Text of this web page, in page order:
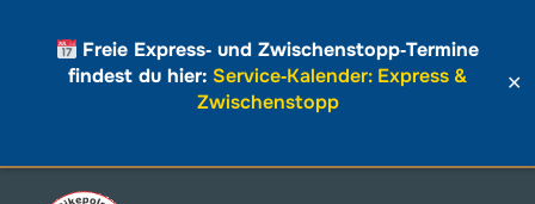
Freie Express‑ und Zwischenstopp‑Termine
findest du hier: Service‑Kalender: Express &
Zwischenstopp
✕